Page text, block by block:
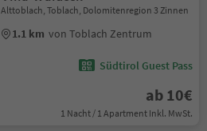
Alttoblach, Toblach, Dolomitenregion 3 Zinnen
1.1 km von Toblach Zentrum
Südtirol Guest Pass
ab 10€
1 Nacht / 1 Apartment Inkl. MwSt.